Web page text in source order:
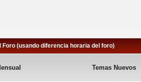
Foro (usando diferencia horaria del foro)
Temas Nuevos